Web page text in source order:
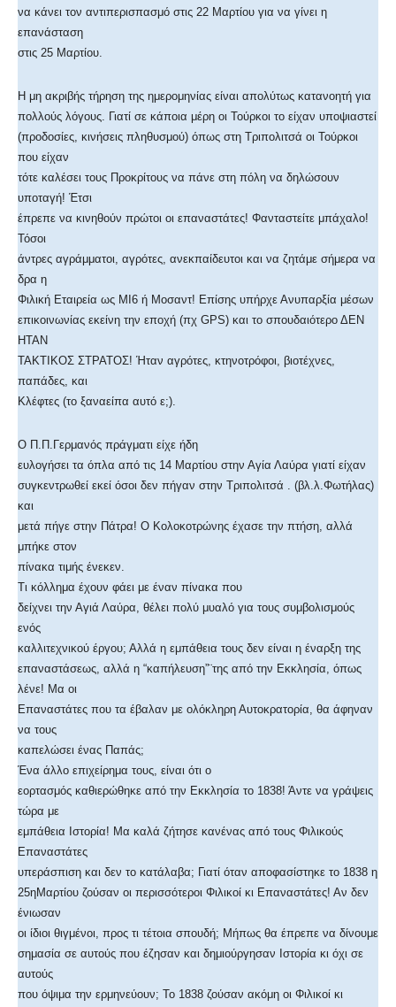
να κάνει τον αντιπερισπασμό στις 22 Μαρτίου για να γίνει η
επανάσταση
στις 25 Μαρτίου.
Η μη ακριβής τήρηση της ημερομηνίας είναι απολύτως κατανοητή για
πολλούς λόγους. Γιατί σε κάποια μέρη οι Τούρκοι το είχαν υποψιαστεί
(προδοσίες, κινήσεις πληθυσμού) όπως στη Τριπολιτσά οι Τούρκοι
που είχαν
τότε καλέσει τους Προκρίτους να πάνε στη πόλη να δηλώσουν
υποταγή! Έτσι
έπρεπε να κινηθούν πρώτοι οι επαναστάτες! Φανταστείτε μπάχαλο!
Τόσοι
άντρες αγράμματοι, αγρότες, ανεκπαίδευτοι και να ζητάμε σήμερα να
δρα η
Φιλική Εταιρεία ως ΜΙ6 ή Μοσαντ! Επίσης υπήρχε Ανυπαρξία μέσων
επικοινωνίας εκείνη την εποχή (πχ GPS) και το σπουδαιότερο ΔΕΝ
ΗΤΑΝ
ΤΑΚΤΙΚΟΣ ΣΤΡΑΤΟΣ! Ήταν αγρότες, κτηνοτρόφοι, βιοτέχνες,
παπάδες, και
Κλέφτες (το ξαναείπα αυτό ε;).
Ο Π.Π.Γερμανός πράγματι είχε ήδη
ευλογήσει τα όπλα από τις 14 Μαρτίου στην Αγία Λαύρα γιατί είχαν
συγκεντρωθεί εκεί όσοι δεν πήγαν στην Τριπολιτσά . (βλ.λ.Φωτήλας)
και
μετά πήγε στην Πάτρα! Ο Κολοκοτρώνης έχασε την πτήση, αλλά
μπήκε στον
πίνακα τιμής ένεκεν.
Τι κόλλημα έχουν φάει με έναν πίνακα που
δείχνει την Αγιά Λαύρα, θέλει πολύ μυαλό για τους συμβολισμούς
ενός
καλλιτεχνικού έργου; Αλλά η εμπάθεια τους δεν είναι η έναρξη της
επαναστάσεως, αλλά η “καπήλευση”¨της από την Εκκλησία, όπως
λένε! Μα οι
Επαναστάτες που τα έβαλαν με ολόκληρη Αυτοκρατορία, θα άφηναν
να τους
καπελώσει ένας Παπάς;
Ένα άλλο επιχείρημα τους, είναι ότι ο
εορτασμός καθιερώθηκε από την Εκκλησία το 1838! Άντε να γράψεις
τώρα με
εμπάθεια Ιστορία! Μα καλά ζήτησε κανένας από τους Φιλικούς
Επαναστάτες
υπεράσπιση και δεν το κατάλαβα; Γιατί όταν αποφασίστηκε το 1838 η
25ηΜαρτίου ζούσαν οι περισσότεροι Φιλικοί κι Επαναστάτες! Αν δεν
ένιωσαν
οι ίδιοι θιγμένοι, προς τι τέτοια σπουδή; Μήπως θα έπρεπε να δίνουμε
σημασία σε αυτούς που έζησαν και δημιούργησαν Ιστορία κι όχι σε
αυτούς
που όψιμα την ερμηνεύουν; Το 1838 ζούσαν ακόμη οι Φιλικοί κι